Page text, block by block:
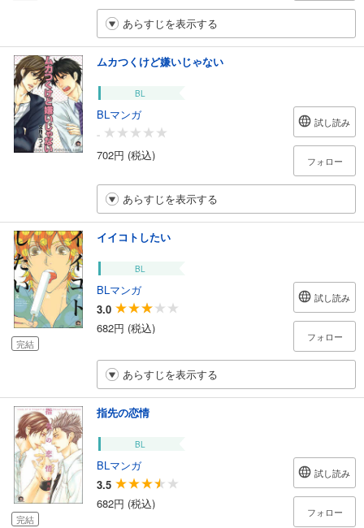
あらすじを表示する
ムカつくけど嫌いじゃない
BL
BLマンガ
-
702円 (税込)
試し読み
フォロー
あらすじを表示する
完結
イイコトしたい
BL
BLマンガ
3.0
682円 (税込)
試し読み
フォロー
あらすじを表示する
完結
指先の恋情
BL
BLマンガ
3.5
682円 (税込)
試し読み
フォロー